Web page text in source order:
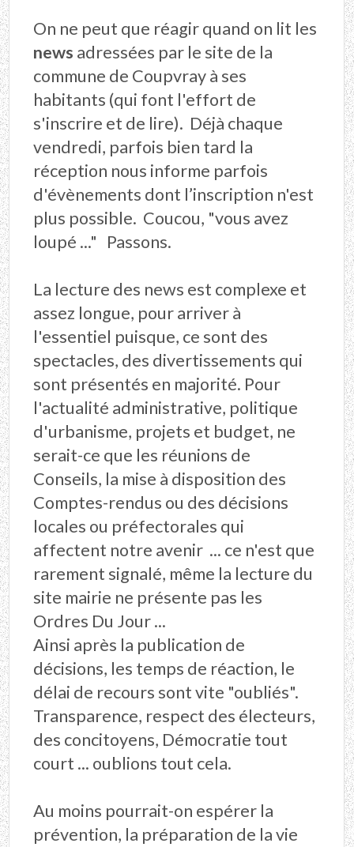
On ne peut que réagir quand on lit les
news adressées par le site de la
commune de Coupvray à ses
habitants (qui font l'effort de
s'inscrire et de lire). Déjà chaque
vendredi, parfois bien tard la
réception nous informe parfois
d'évènements dont l’inscription n'est
plus possible. Coucou, "vous avez
loupé ..." Passons.
La lecture des news est complexe et
assez longue, pour arriver à
l'essentiel puisque, ce sont des
spectacles, des divertissements qui
sont présentés en majorité. Pour
l'actualité administrative, politique
d'urbanisme, projets et budget, ne
serait-ce que les réunions de
Conseils, la mise à disposition des
Comptes-rendus ou des décisions
locales ou préfectorales qui
affectent notre avenir ... ce n'est que
rarement signalé, même la lecture du
site mairie ne présente pas les
Ordres Du Jour ...
Ainsi après la publication de
décisions, les temps de réaction, le
délai de recours sont vite "oubliés".
Transparence, respect des électeurs,
des concitoyens, Démocratie tout
court ... oublions tout cela.
Au moins pourrait-on espérer la
prévention, la préparation de la vie